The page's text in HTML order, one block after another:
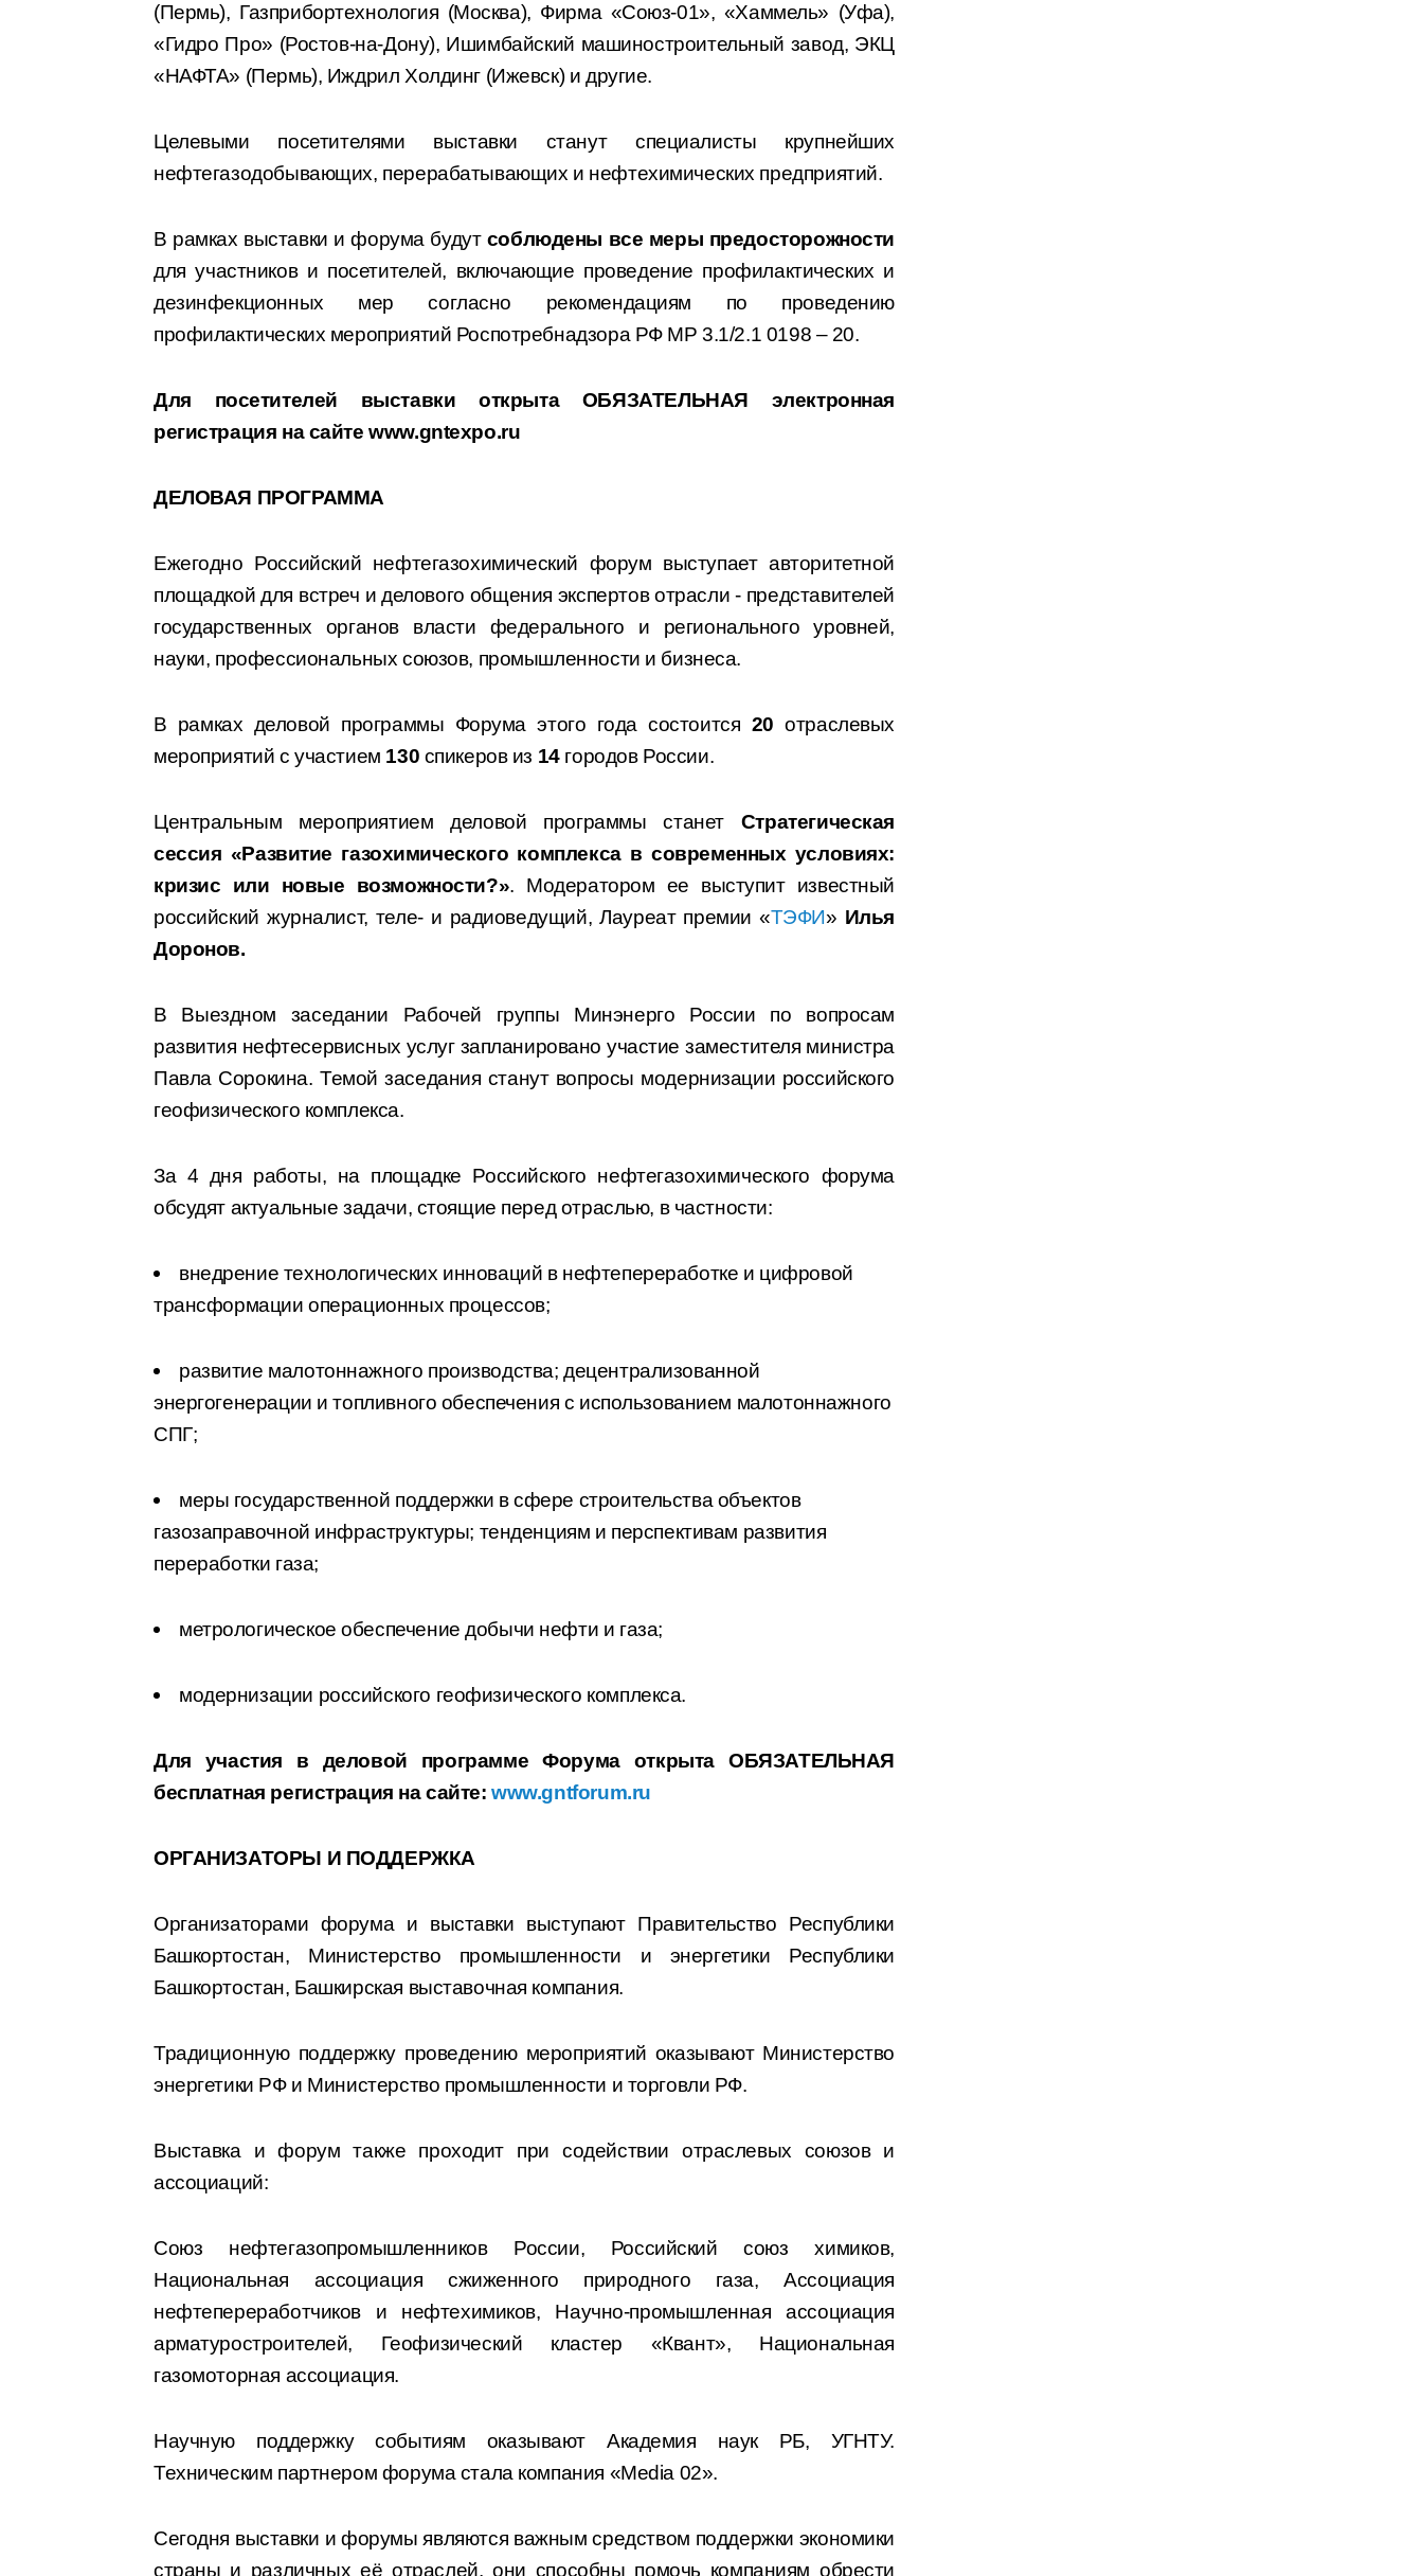
(Пермь), Газприбортехнология (Москва), Фирма «Союз-01», «Хаммель» (Уфа),
«Гидро Про» (Ростов-на-Дону), Ишимбайский машиностроительный завод, ЭКЦ
«НАФТА» (Пермь), Иждрил Холдинг (Ижевск) и другие.
Целевыми посетителями выставки станут специалисты крупнейших
нефтегазодобывающих, перерабатывающих и нефтехимических предприятий.
В рамках выставки и форума будут соблюдены все меры предосторожности
для участников и посетителей, включающие проведение профилактических и
дезинфекционных мер согласно рекомендациям по проведению
профилактических мероприятий Роспотребнадзора РФ МР 3.1/2.1 0198 – 20.
Для посетителей выставки открыта ОБЯЗАТЕЛЬНАЯ электронная
регистрация на сайте www.gntexpo.ru
ДЕЛОВАЯ ПРОГРАММА
Ежегодно Российский нефтегазохимический форум выступает авторитетной
площадкой для встреч и делового общения экспертов отрасли - представителей
государственных органов власти федерального и регионального уровней,
науки, профессиональных союзов, промышленности и бизнеса.
В рамках деловой программы Форума этого года состоится 20 отраслевых
мероприятий с участием 130 спикеров из 14городов России.
Центральным мероприятием деловой программы станет Стратегическая
сессия «Развитие газохимического комплекса в современных условиях:
кризис или новые возможности?». Модератором ее выступит известный
российский журналист, теле- и радиоведущий, Лауреат премии «ТЭФИ» Илья
Доронов.
В Выездном заседании Рабочей группы Минэнерго России по вопросам
развития нефтесервисных услуг запланировано участие заместителя министра
Павла Сорокина. Темой заседания станут вопросы модернизации российского
геофизического комплекса.
За 4 дня работы, на площадке Российского нефтегазохимического форума
обсудят актуальные задачи, стоящие перед отраслью, в частности:
внедрение технологических инноваций в нефтепереработке и цифровой
трансформации операционных процессов;
развитие малотоннажного производства; децентрализованной
энергогенерации и топливного обеспечения с использованием малотоннажного
СПГ;
меры государственной поддержки в сфере строительства объектов
газозаправочной инфраструктуры; тенденциям и перспективам развития
переработки газа;
метрологическое обеспечение добычи нефти и газа;
модернизации российского геофизического комплекса.
Для участия в деловой программе Форума открытаОБЯЗАТЕЛЬНАЯ
бесплатная регистрация на сайте:www.gntforum.ru
ОРГАНИЗАТОРЫ И ПОДДЕРЖКА
Организаторами форума и выставки выступают Правительство Республики
Башкортостан, Министерство промышленности и энергетики Республики
Башкортостан, Башкирская выставочная компания.
Традиционную поддержку проведению мероприятий оказывают Министерство
энергетики РФ и Министерство промышленности и торговли РФ.
Выставка и форум также проходит при содействии отраслевых союзов и
ассоциаций:
Союз нефтегазопромышленников России, Российский союз химиков,
Национальная ассоциация сжиженного природного газа, Ассоциация
нефтепереработчиков и нефтехимиков, Научно-промышленная ассоциация
арматуростроителей, Геофизический кластер «Квант», Национальная
газомоторная ассоциация.
Научную поддержку событиям оказывают Академия наук РБ, УГНТУ.
Техническим партнером форума стала компания «Мedia 02».
Сегодня выставки и форумы являются важным средством поддержки экономики
страны и различных её отраслей, они способны помочь компаниям обрести